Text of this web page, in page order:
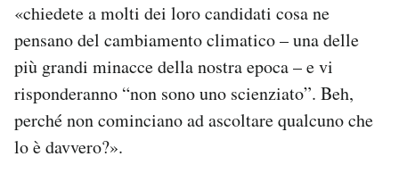
«chiedete a molti dei loro candidati cosa ne
pensano del cambiamento climatico – una delle
più grandi minacce della nostra epoca – e vi
risponderanno “non sono uno scienziato”. Beh,
perché non cominciano ad ascoltare qualcuno che
lo è davvero?».